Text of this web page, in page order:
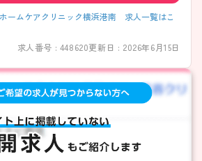
ームケアクリニック横浜港南 求人一覧はこ
求人番号 : 448620更新日 : 2026年6月15日